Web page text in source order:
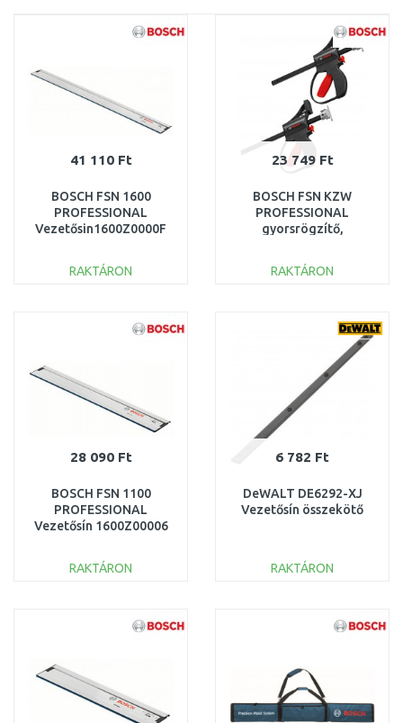
41 110 Ft
BOSCH FSN 1600
PROFESSIONAL
Vezetősin1600Z0000F
RAKTÁRON
Összehasonlítás
23 749 Ft
BOSCH FSN KZW
PROFESSIONAL
gyorsrögzítő,
RAKTÁRON
Összehasonlítás
28 090 Ft
BOSCH FSN 1100
PROFESSIONAL
Vezetősín 1600Z00006
RAKTÁRON
Összehasonlítás
6 782 Ft
DeWALT DE6292-XJ
Vezetősín összekötő
RAKTÁRON
Összehasonlítás